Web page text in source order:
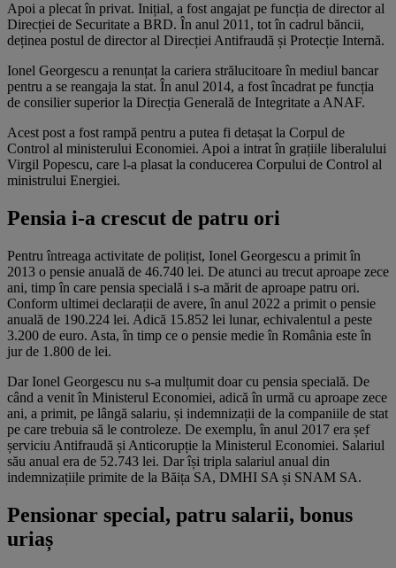
Apoi a plecat în privat. Inițial, a fost angajat pe funcția de director al
Direcției de Securitate a BRD. În anul 2011, tot în cadrul băncii,
deținea postul de director al Direcției Antifraudă și Protecție Internă.
Ionel Georgescu a renunțat la cariera strălucitoare în mediul bancar
pentru a se reangaja la stat. În anul 2014, a fost încadrat pe funcția
de consilier superior la Direcția Generală de Integritate a ANAF.
Acest post a fost rampă pentru a putea fi detașat la Corpul de
Control al ministerului Economiei. Apoi a intrat în grațiile liberalului
Virgil Popescu, care l-a plasat la conducerea Corpului de Control al
ministrului Energiei.
Pensia i-a crescut de patru ori
Pentru întreaga activitate de polițist, Ionel Georgescu a primit în
2013 o pensie anuală de 46.740 lei. De atunci au trecut aproape zece
ani, timp în care pensia specială i s-a mărit de aproape patru ori.
Conform ultimei declarații de avere, în anul 2022 a primit o pensie
anuală de 190.224 lei. Adică 15.852 lei lunar, echivalentul a peste
3.200 de euro. Asta, în timp ce o pensie medie în România este în
jur de 1.800 de lei.
Dar Ionel Georgescu nu s-a mulțumit doar cu pensia specială. De
când a venit în Ministerul Economiei, adică în urmă cu aproape zece
ani, a primit, pe lângă salariu, și indemnizații de la companiile de stat
pe care trebuia să le controleze. De exemplu, în anul 2017 era șef
șerviciu Antifraudă și Anticorupție la Ministerul Economiei. Salariul
său anual era de 52.743 lei. Dar își tripla salariul anual din
indemnizațiile primite de la Băița SA, DMHI SA și SNAM SA.
Pensionar special, patru salarii, bonus
uriaș